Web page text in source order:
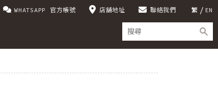
繁 EN
WHATSAPP 官方帳號 店舖地址 聯絡我們